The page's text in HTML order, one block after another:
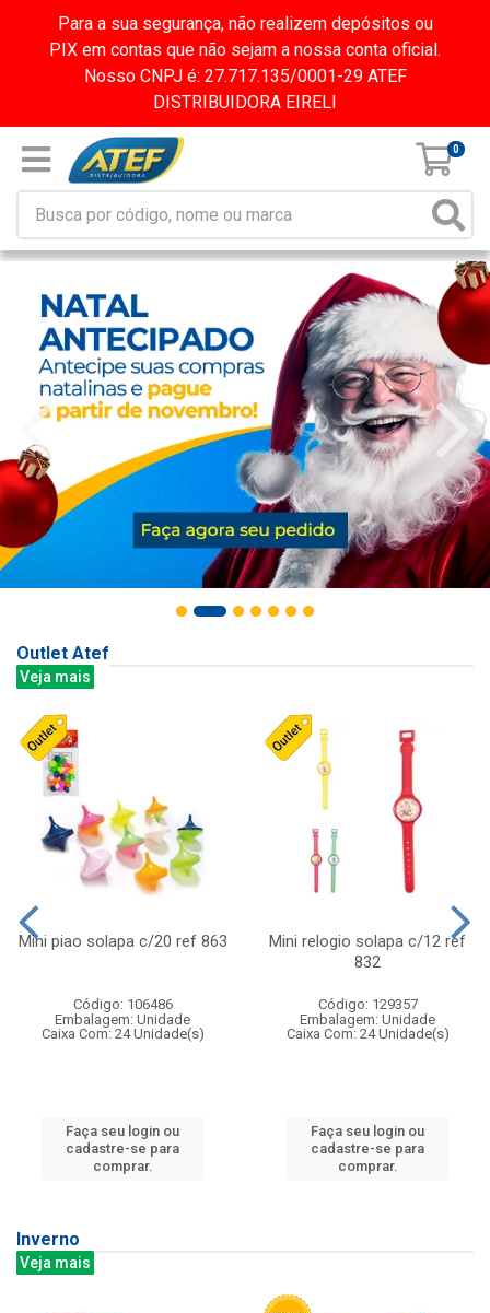
Para a sua segurança, não realizem depósitos ou
PIX em contas que não sejam a nossa conta oficial.
Nosso CNPJ é: 27.717.135/0001-29 ATEF
DISTRIBUIDORA EIRELI
0
Outlet Atef
Veja mais
Mini piao solapa c/20 ref 863
Código: 106486
Embalagem: Unidade
Caixa Com: 24 Unidade(s)
Faça seu login ou
cadastre-se para
comprar.
Mini relogio solapa c/12 ref
832
Código: 129357
Embalagem: Unidade
Caixa Com: 24 Unidade(s)
Faça seu login ou
cadastre-se para
comprar.
Inverno
Veja mais